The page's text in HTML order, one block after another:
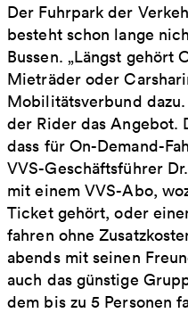
Der Fuhrpark der
besteht schon lange
Bussen. „Längst gehört
Mieträder oder
Mobilitätsverbund
der Rider das Angebot.
dass für On-Demand-
VVS-Geschäftsführer
mit einem VVS-Abo,
Ticket gehört, oder
fahren ohne
abends mit seinen
auch das günstige
dem bis zu 5 Personen